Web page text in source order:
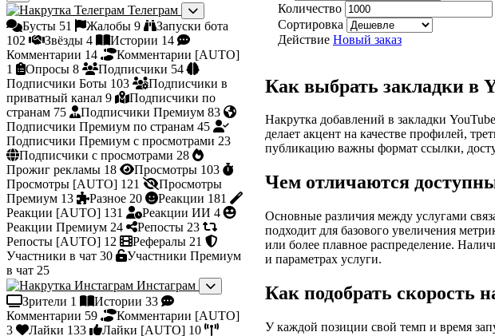
Телеграм
Бусты 51 Жалобы 9
Запуски бота
102
Звёзды 4 Истории 14
Комментарии 14
Комментарии [AUTO]
1
Опросы 8 Подписчики 54
Подписчики Боты 103
Подписчики в
приватный канал 9
Подписчики по
странам 75 Подписчики Премиум 83
Подписчики Премиум по странам 45
Подписчики Премиум с просмотрами 23
Подписчики с просмотрами 28
Прожиг рекламы 18 Просмотры 103
Просмотры [AUTO] 121
Просмотры
Премиум 13 Разное 20 Реакции 181
Реакции [AUTO] 131 Реакции ИИ 4
Реакции Премиум 24 Репосты 23
Репосты [AUTO] 12 Рефералы 21
Участники в чат 30
Участники Премиум
в чат 25
Инстаграм
Зрители 1 Истории 33
Комментарии 59
Комментарии [AUTO]
3
Лайки 133 Лайки [AUTO] 10
Количество
Сортировка
Действие Новый заказ
Как выбрать закладки в
Накрутка добавлений в закладки
делает акцент на качестве профилей,
публикацию важны формат ссылки,
Чем отличаются
Основные различия между услугами
подходит для базового увеличения
или более плавное распределение.
и параметрах услуги.
Как подобрать скорость
У каждой позиции свой темп и время